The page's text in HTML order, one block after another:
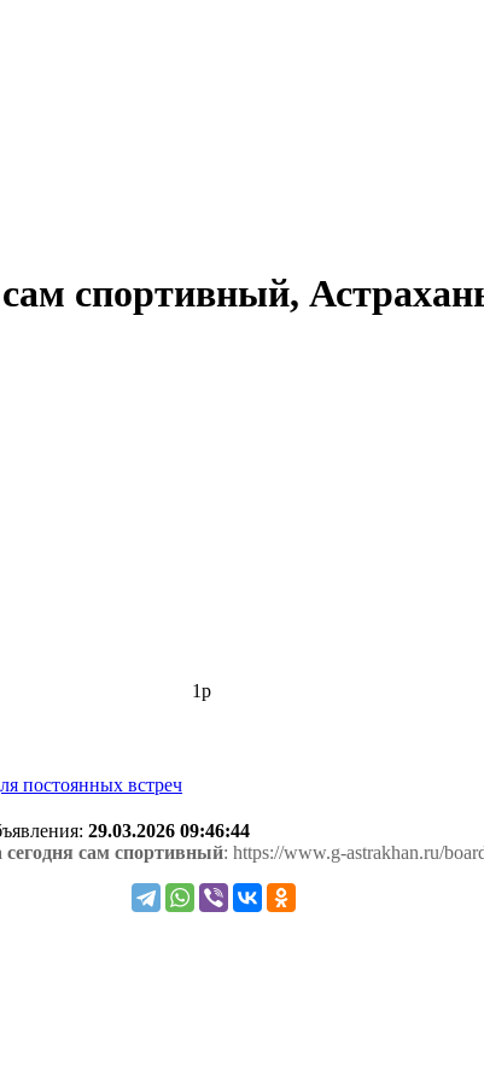
спортивный,
1р
постоянных встреч
29.03.2026 09:46:44
сам спортивный: https://www.g-astrakhan.ru/